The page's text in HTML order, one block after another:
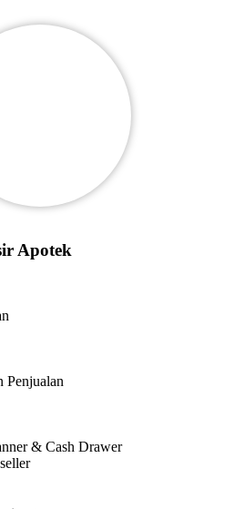
Apotek
Penjualan
& Cash Drawer